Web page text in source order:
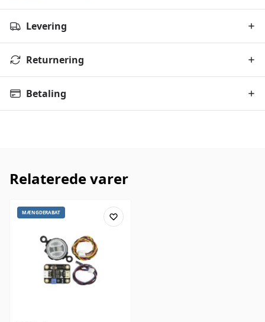
Levering
Returnering
Betaling
Relaterede varer
MÆNGDERABAT